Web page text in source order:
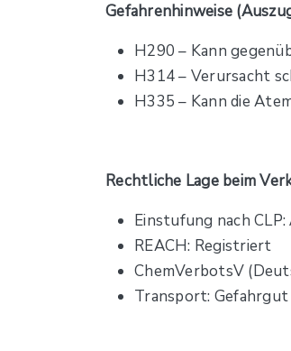
Gefahrenhinweise
H290 – Kann
H314 – Verursacht
H335 – Kann die
Rechtliche Lage beim
Einstufung nach
REACH: Registriert
ChemVerbotsV
Transport: Gefahrgut